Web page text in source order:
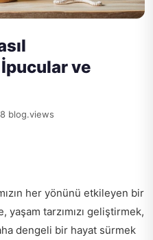
ve
blog.views
her yönünü etkileyen bir
tarzımızı geliştirmek,
dengeli bir hayat sürmek